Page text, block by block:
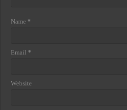
Name *
Email *
Website